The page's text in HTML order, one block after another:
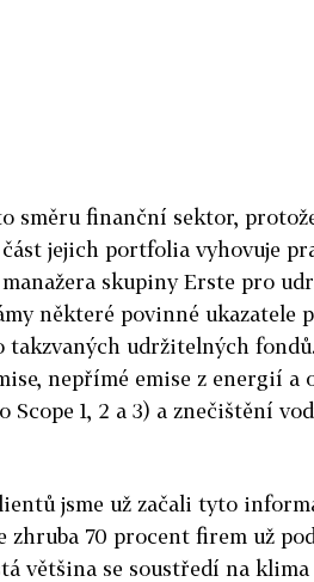
směru finanční sektor,
část jejich portfolia vyhovuje
skupiny Erste pro
některé povinné
takzvaných udržitelných
nepřímé emise z energií a
Scope 1, 2 a 3) a znečištění
jsme už začali tyto
zhruba 70 procent firem už
většina se soustředí na